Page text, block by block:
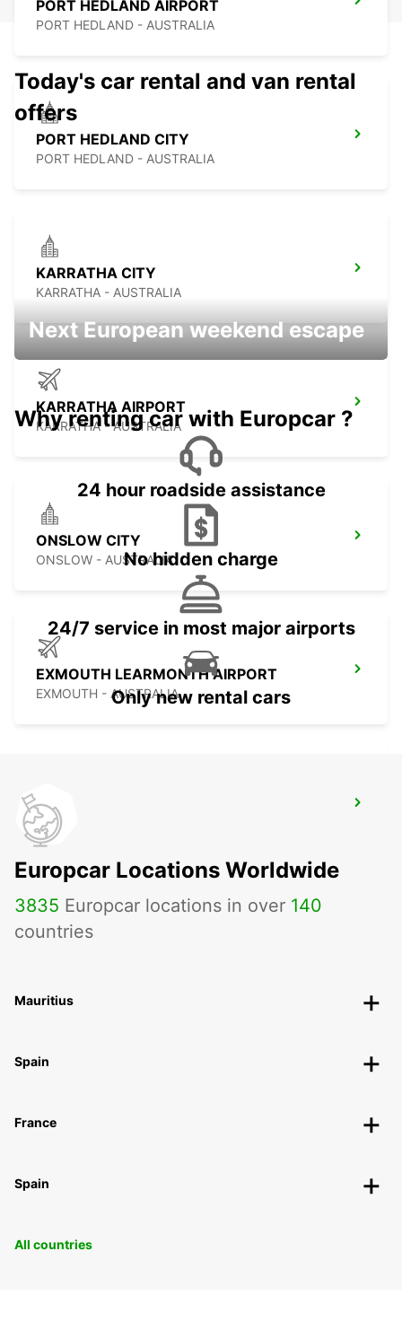
PORT HEDLAND AIRPORT
PORT HEDLAND - AUSTRALIA
PORT HEDLAND CITY
PORT HEDLAND - AUSTRALIA
KARRATHA CITY
KARRATHA - AUSTRALIA
KARRATHA AIRPORT
KARRATHA - AUSTRALIA
ONSLOW CITY
ONSLOW - AUSTRALIA
EXMOUTH LEARMONTH AIRPORT
EXMOUTH - AUSTRALIA
EXMOUTH CITY
EXMOUTH - AUSTRALIA
Today's car rental and van rental
offers
Next European weekend escape
Why renting car with Europcar ?
24 hour roadside assistance
No hidden charge
24/7 service in most major airports
Only new rental cars
Europcar Locations Worldwide
3835 Europcar locations in over 140
countries
Mauritius
Spain
France
Spain
All countries